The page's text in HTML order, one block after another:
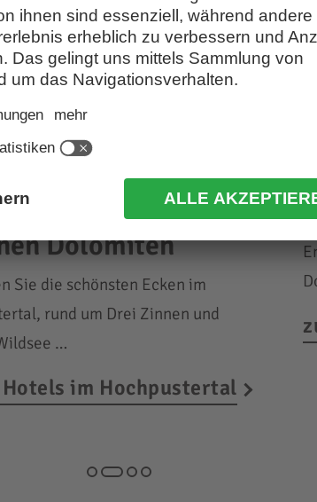
im Hochpustertal,
Dolomiten
Sie die schönsten Ecken im
rund um Drei Zinnen und
…
Hotels im Hochpustertal